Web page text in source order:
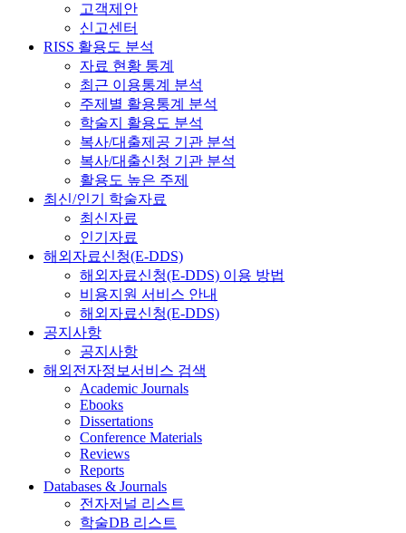
고객제안
신고센터
RISS 활용도 분석
자료 현황 통계
최근 이용통계 분석
주제별 활용통계 분석
학술지 활용도 분석
복사/대출제공 기관 분석
복사/대출신청 기관 분석
활용도 높은 주제
최신/인기 학술자료
최신자료
인기자료
해외자료신청(E-DDS)
해외자료신청(E-DDS) 이용 방법
비용지원 서비스 안내
해외자료신청(E-DDS)
공지사항
공지사항
해외전자정보서비스 검색
Academic Journals
Ebooks
Dissertations
Conference Materials
Reviews
Reports
Databases & Journals
전자저널 리스트
학술DB 리스트